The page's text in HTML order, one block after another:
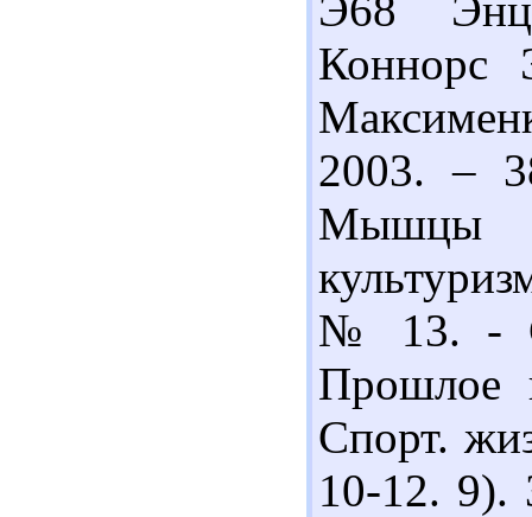
2003. –
Мышцы
№ 13. -
Прошлое
Спорт.
10-12. 9).